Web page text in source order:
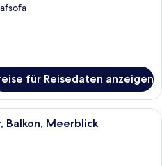
für Reisedaten anzeigen
Ein weiß getünchter Balkon mit
Balkon, Meerblick